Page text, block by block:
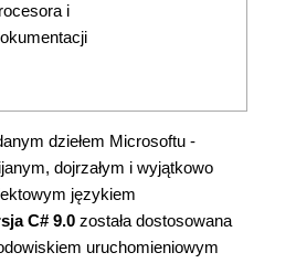
i
dziełem Microsoftu -
dojrzałym i wyjątkowo
językiem
C# 9.0 została dostosowana
uruchomieniowym